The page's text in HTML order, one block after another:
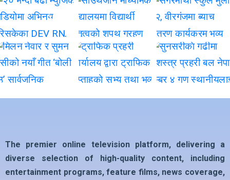
The premier online television platform, delivering a
diverse selection of high-quality content, including
entertainment programs, feature films, news coverage,